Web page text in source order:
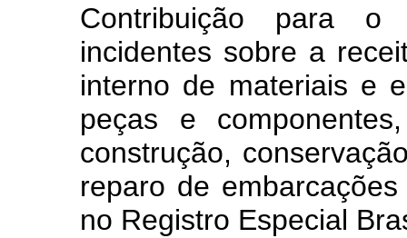
Contribuição para o
incidentes sobre a
interno de materiais e
peças e
construção,
reparo de
no Registro Especial